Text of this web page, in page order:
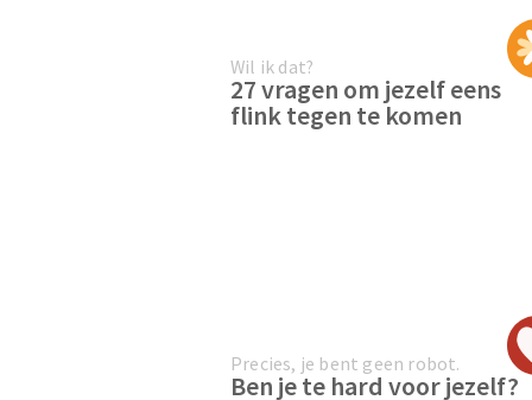
Wil ik dat?
27 vragen om jezelf eens
flink tegen te komen
Precies, je bent geen robot.
Ben je te hard voor jezelf?